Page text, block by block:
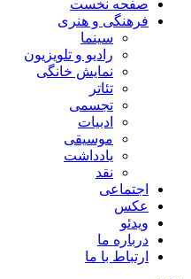
صفحه نخست
فرهنگی و هنری
سینما
رادیو و تلویزیون
نمایش خانگی
تئاتر
تجسمی
ادبیات
موسیقی
یادداشت
نقد
اجتماعی
عکس
ویدئو
درباره ما
ارتباط با ما